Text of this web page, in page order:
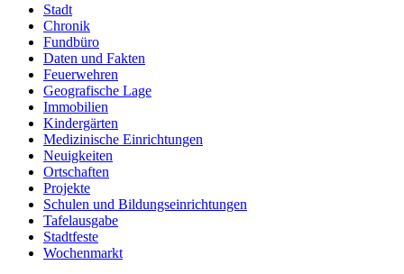
Stadt
Chronik
Fundbüro
Daten und Fakten
Feuerwehren
Geografische Lage
Immobilien
Kindergärten
Medizinische Einrichtungen
Neuigkeiten
Ortschaften
Projekte
Schulen und Bildungseinrichtungen
Tafelausgabe
Stadtfeste
Wochenmarkt